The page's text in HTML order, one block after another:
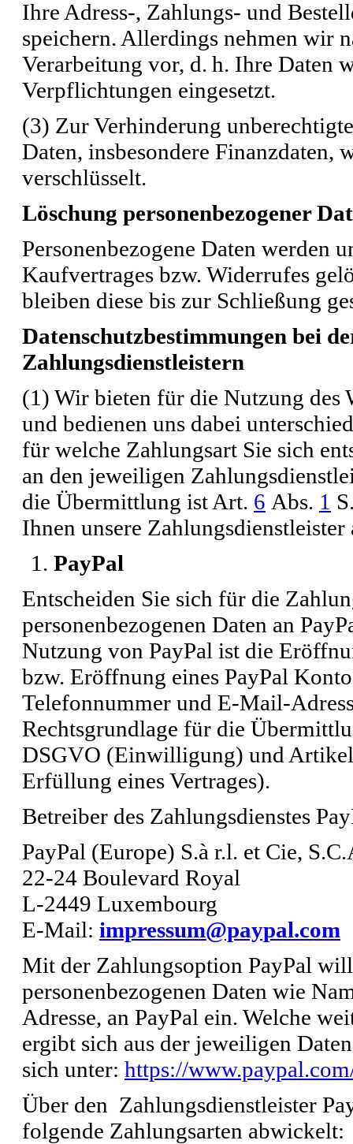
Ihre Adress-, Zahlungs- und
speichern. Allerdings nehmen wir
Verarbeitung vor, d. h. Ihre Daten
Verpflichtungen eingesetzt.
(3) Zur Verhinderung
Daten, insbesondere
verschlüsselt.
Löschung personenbezogener
Personenbezogene Daten werden
Kaufvertrages bzw. Widerrufes
bleiben diese bis zur Schließung
Datenschutzbestimmungen bei
Zahlungsdienstleistern
(1) Wir bieten für die Nutzung des
und bedienen uns dabei
für welche Zahlungsart Sie sich
an den jeweiligen
die Übermittlung ist Art. 6 Abs. 1
Ihnen unsere Zahlungsdienstleister
PayPal
Entscheiden Sie sich für die
personenbezogenen Daten an
Nutzung von PayPal ist die
bzw. Eröffnung eines PayPal
Telefonnummer und E-Mail-
Rechtsgrundlage für die
DSGVO (Einwilligung) und
Erfüllung eines Vertrages).
Betreiber des Zahlungsdienstes
PayPal (Europe) S.à r.l. et Cie,
22-24 Boulevard Royal
L-2449 Luxembourg
E-Mail: impressum@paypal.com
Mit der Zahlungsoption PayPal
personenbezogenen Daten wie
Adresse, an PayPal ein. Welche
ergibt sich aus der jeweiligen
sich unter: https://
Über den Zahlungsdienstleister
folgende Zahlungsarten abwickelt: